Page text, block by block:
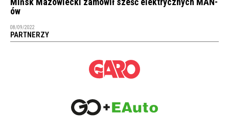
ów
08/09/2022
PARTNERZY